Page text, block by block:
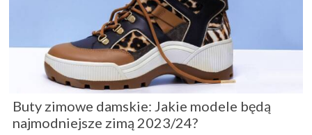
Buty zimowe damskie: Jakie modele będą
najmodniejsze zimą 2023/24?